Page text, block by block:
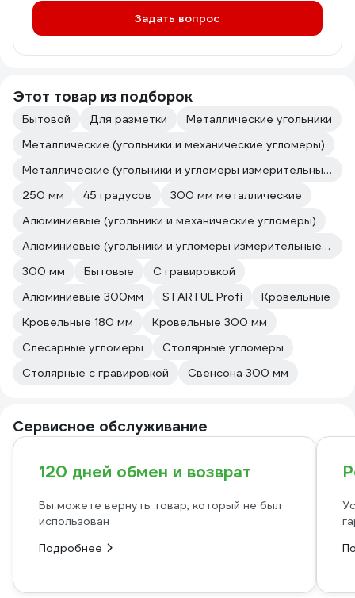
Задать вопрос
Этот товар из подборок
Бытовой Для разметки
Металлические угольники
Металлические (угольники и механические угломеры)
Металлические (угольники и угломеры измерительные и разметочные)
250 мм
45 градусов
300 мм металлические
Алюминиевые (угольники и механические угломеры)
Алюминиевые (угольники и угломеры измерительные и разметочные)
300 мм
Бытовые
С гравировкой
Алюминиевые 300мм
STARTUL Profi
Кровельные
Кровельные 180 мм
Кровельные 300 мм
Слесарные угломеры
Столярные угломеры
Столярные с гравировкой
Свенсона 300 мм
Сервисное обслуживание
120 дней обмен и возврат
Вы можете вернуть товар, который не был
использован
Подробнее